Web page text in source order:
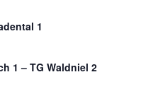
1
1 – TG Waldniel 2